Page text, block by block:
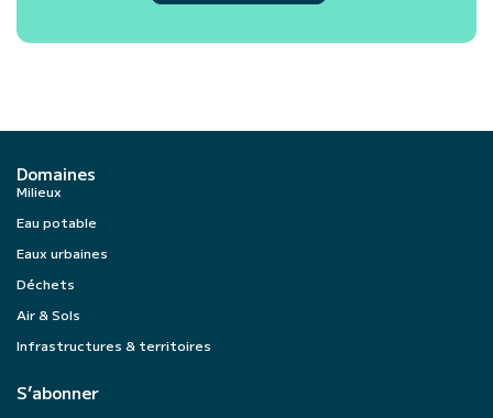
Domaines
Milieux
Eau potable
Eaux urbaines
Déchets
Air & Sols
Infrastructures & territoires
S’abonner